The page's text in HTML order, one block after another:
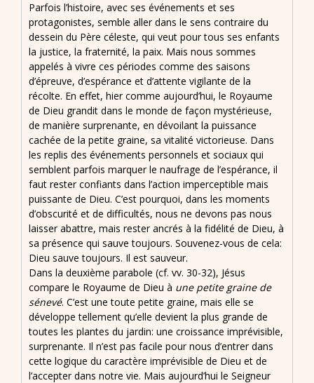
Parfois l’histoire, avec ses événements et ses
protagonistes, semble aller dans le sens contraire du
dessein du Père céleste, qui veut pour tous ses enfants
la justice, la fraternité, la paix. Mais nous sommes
appelés à vivre ces périodes comme des saisons
d’épreuve, d’espérance et d’attente vigilante de la
récolte. En effet, hier comme aujourd’hui, le Royaume
de Dieu grandit dans le monde de façon mystérieuse,
de manière surprenante, en dévoilant la puissance
cachée de la petite graine, sa vitalité victorieuse. Dans
les replis des événements personnels et sociaux qui
semblent parfois marquer le naufrage de l’espérance, il
faut rester confiants dans l’action imperceptible mais
puissante de Dieu. C’est pourquoi, dans les moments
d’obscurité et de difficultés, nous ne devons pas nous
laisser abattre, mais rester ancrés à la fidélité de Dieu, à
sa présence qui sauve toujours. Souvenez-vous de cela:
Dieu sauve toujours. Il est sauveur.
Dans la deuxième parabole (cf. vv. 30-32), Jésus
compare le Royaume de Dieu à une petite graine de
sénevé. C’est une toute petite graine, mais elle se
développe tellement qu’elle devient la plus grande de
toutes les plantes du jardin: une croissance imprévisible,
surprenante. Il n’est pas facile pour nous d’entrer dans
cette logique du caractère imprévisible de Dieu et de
l’accepter dans notre vie. Mais aujourd’hui le Seigneur